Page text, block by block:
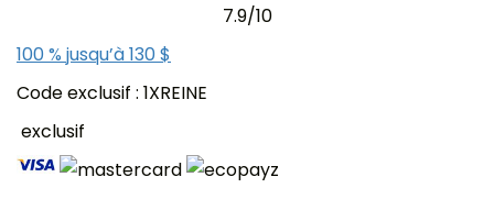
7.9/10
100 % jusqu’à 130 $
Code exclusif : 1XREINE
exclusif